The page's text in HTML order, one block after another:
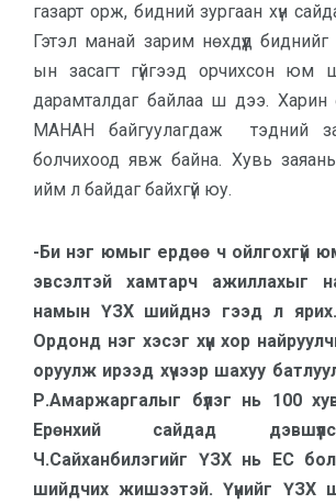
газарт орж, бидний зургаан хүн
Гэтэл манай зарим нөхдүүд
ын засагт гүйгээд орчихсон юм
дарамталдаг байлаа ш дээ. Харин
МАНАН байгуулагдаж тэдний
болчихоод явж байна. Хувь заяаны
ийм л байдаг байхгүй юу.
-Би нэг юмыг ердөө ч ойлгохгүй
эвсэлтэй хамтарч ажиллахыг
намын ҮЗХ шийднэ гээд л
Ордонд нэг хэсэг хүн хор
оруулж ирээд хүчээр шахуу
Р.Амаржаргалыг бүлэг нь 100
Ерөнхий сайдад
Ч.Сайханбилэгийг ҮЗХ нь ЕС
шийдчих жишээтэй. Үүнийг ҮЗХ